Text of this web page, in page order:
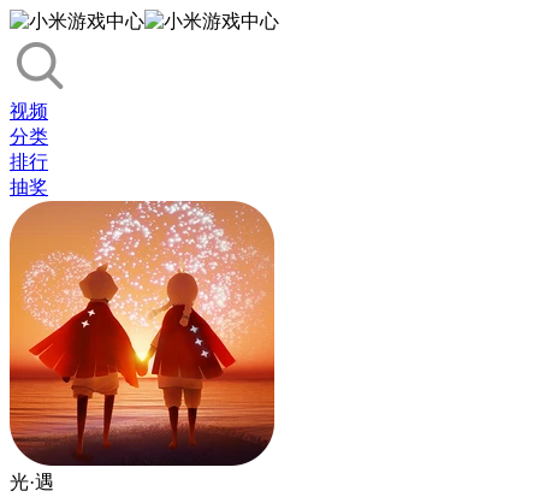
视频
分类
排行
抽奖
光·遇